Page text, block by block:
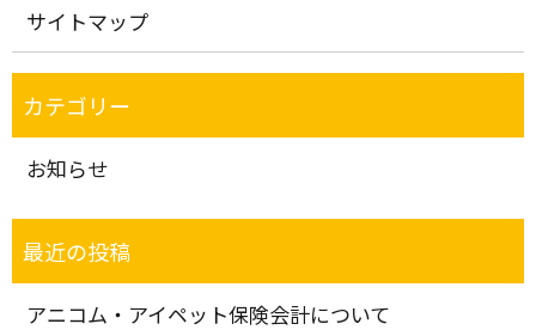
サイトマップ
お知らせ
アニコム・アイペット保険会計について